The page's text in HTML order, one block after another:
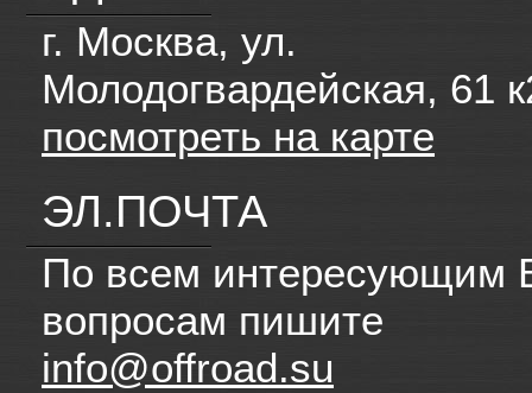
г. Москва, ул.
Молодогвардейская, 61
посмотреть на карте
ЭЛ.ПОЧТА
По всем интересующим
вопросам пишите
info@offroad.su